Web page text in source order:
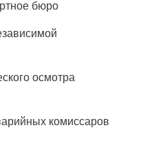
бюро
осмотра
комиссаров